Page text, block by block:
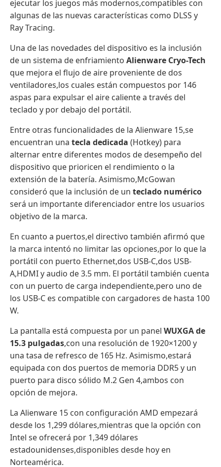
ejecutar los juegos más modernos,compatibles con
algunas de las nuevas características como DLSS y
Ray Tracing.
Una de las novedades del dispositivo es la inclusión
de un sistema de enfriamiento Alienware Cryo-Tech
que mejora el flujo de aire proveniente de dos
ventiladores,los cuales están compuestos por 146
aspas para expulsar el aire caliente a través del
teclado y por debajo del portátil.
Entre otras funcionalidades de la Alienware 15,se
encuentran una tecla dedicada (Hotkey) para
alternar entre diferentes modos de desempeño del
dispositivo que prioricen el rendimiento o la
extensión de la batería. Asimismo,McGowan
consideró que la inclusión de un teclado numérico
será un importante diferenciador entre los usuarios
objetivo de la marca.
En cuanto a puertos,el directivo también afirmó que
la marca intentó no limitar las opciones,por lo que la
portátil con puerto Ethernet,dos USB-C,dos USB-
A,HDMI y audio de 3.5 mm. El portátil también cuenta
con un puerto de carga independiente,pero uno de
los USB-C es compatible con cargadores de hasta 100
W.
La pantalla está compuesta por un panel WUXGA de
15.3 pulgadas,con una resolución de 1920×1200 y
una tasa de refresco de 165 Hz. Asimismo,estará
equipada con dos puertos de memoria DDR5 y un
puerto para disco sólido M.2 Gen 4,ambos con
opción de mejora.
La Alienware 15 con configuración AMD empezará
desde los 1,299 dólares,mientras que la opción con
Intel se ofrecerá por 1,349 dólares
estadounidenses,disponibles desde hoy en
Norteamérica.